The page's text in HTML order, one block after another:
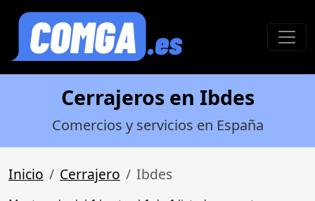
Cerrajeros en Ibdes
Comercios y servicios en España
Inicio Cerrajero Ibdes